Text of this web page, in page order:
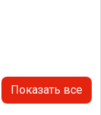
Показать все